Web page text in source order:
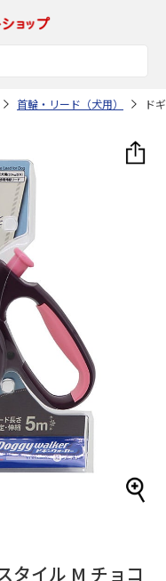
首輪・リード（犬用） ド
タイル M チョコ